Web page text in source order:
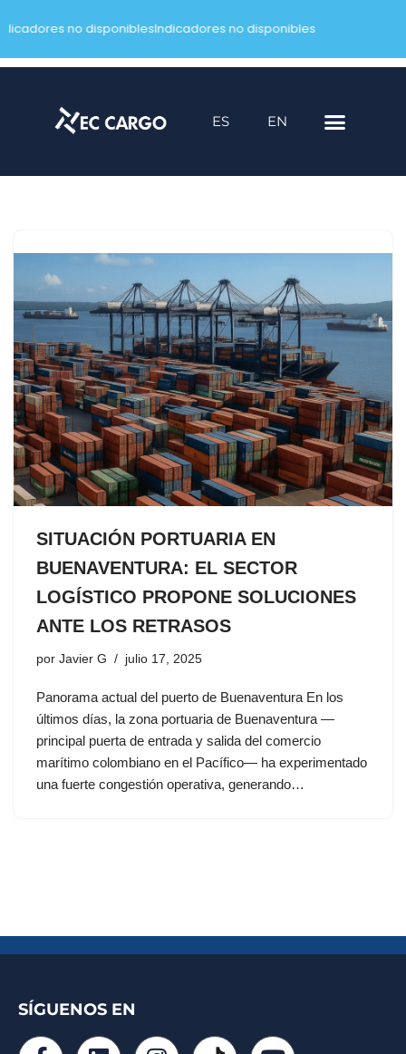
no disponiblesIndicadores no disponibles
ES EN
SITUACIÓN PORTUARIA EN
BUENAVENTURA: EL SECTOR
LOGÍSTICO PROPONE SOLUCIONES
ANTE LOS RETRASOS
por Javier G julio 17, 2025
Panorama actual del puerto de Buenaventura En los
últimos días, la zona portuaria de Buenaventura —
principal puerta de entrada y salida del comercio
marítimo colombiano en el Pacífico— ha experimentado
una fuerte congestión operativa, generando…
SÍGUENOS EN